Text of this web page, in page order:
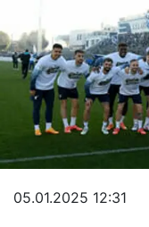
Settore
Lazio Women
Calciomercato
Video
05.01.2025 12:31